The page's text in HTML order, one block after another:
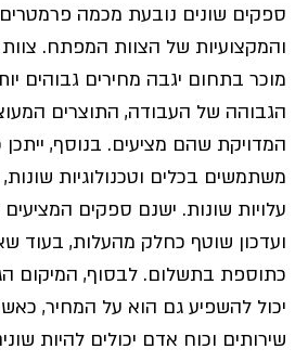
ספקים שונים נובעת מכמה פרמטרים.
והמקצועיות של הצוות המפתח. צוות
מוכר בתחום יגבה מחירים גבוהים
הגבוהה של העבודה, התוצרים
המדויקת שהם מציעים. בנוסף, ייתכן
משתמשים בכלים וטכנולוגיות שונות,
עלויות שונות. ישנם ספקים המציעים
ועדכון שוטף כחלק מהעלות, בעוד
כתוספת בתשלום. לבסוף, המיקום
יכול להשפיע גם הוא על המחיר, כאשר
שירותים וכוח אדם יכולים להיות